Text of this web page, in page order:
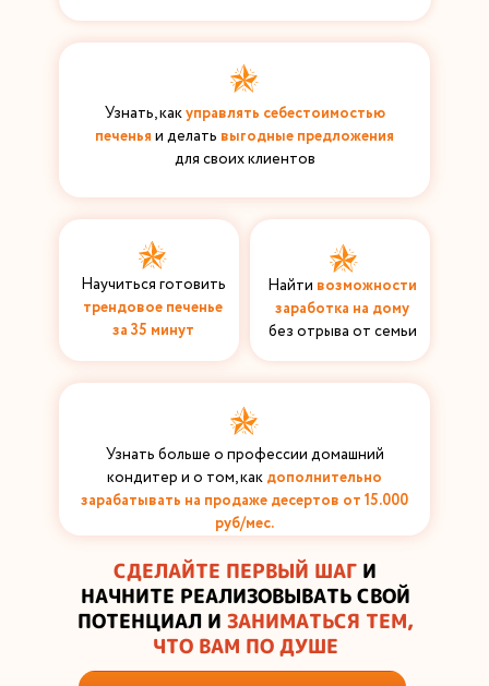
СДЕЛАЙТЕ ПЕРВЫЙ ШАГ И
НАЧНИТЕ РЕАЛИЗОВЫВАТЬ СВОЙ
ПОТЕНЦИАЛ И ЗАНИМАТЬСЯ ТЕМ,
ЧТО ВАМ ПО ДУШЕ
Узнать, какуправлять себестоимостью
печенья и делать выгодные предложения
для своих клиентов
Узнать больше о профессии домашний
кондитер и о том, как дополнительно
зарабатывать на продаже десертов от 15.000
руб/мес.
Найти возможности
заработка на дому
без отрыва от семьи
Научиться готовить
трендовое печенье
за 35 минут